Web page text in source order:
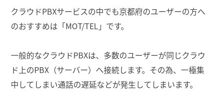
クラウドPBXサービスの中でも京都府のユーザーの方へ
のおすすめは「MOT/TEL」です。
一般的なクラウドPBXは、多数のユーザーが同じクラウ
ド上のPBX（サーバー）へ接続します。その為、一極集
中してしまい通話の遅延などが発生してしまいます。